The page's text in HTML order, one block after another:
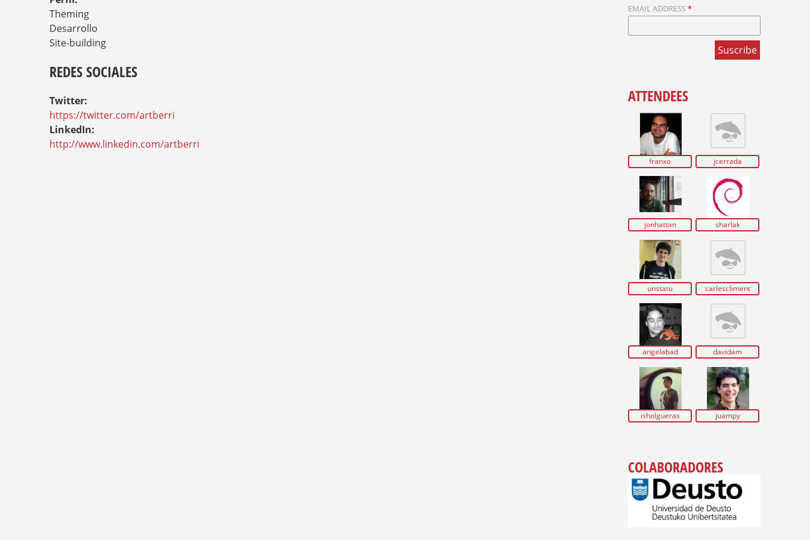
Theming
Desarrollo
Site-building
REDES SOCIALES
Twitter:
https://twitter.com/artberri
LinkedIn:
http://www.linkedin.com/artberri
EMAIL ADDRESS*
ATTENDEES
franxo jcerrada
jonhattan sharlak
unstatu carlescliment
angelabad davidam
isholgueras juampy
COLABORADORES